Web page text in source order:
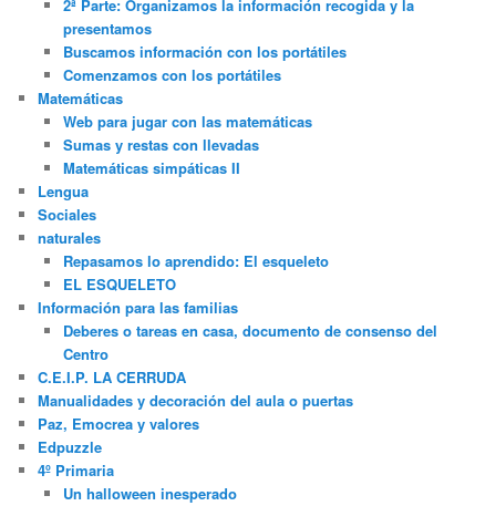
2ª Parte: Organizamos la información recogida y la
presentamos
Buscamos información con los portátiles
Comenzamos con los portátiles
Matemáticas
Web para jugar con las matemáticas
Sumas y restas con llevadas
Matemáticas simpáticas II
Lengua
Sociales
naturales
Repasamos lo aprendido: El esqueleto
EL ESQUELETO
Información para las familias
Deberes o tareas en casa, documento de consenso del
Centro
C.E.I.P. LA CERRUDA
Manualidades y decoración del aula o puertas
Paz, Emocrea y valores
Edpuzzle
4º Primaria
Un halloween inesperado